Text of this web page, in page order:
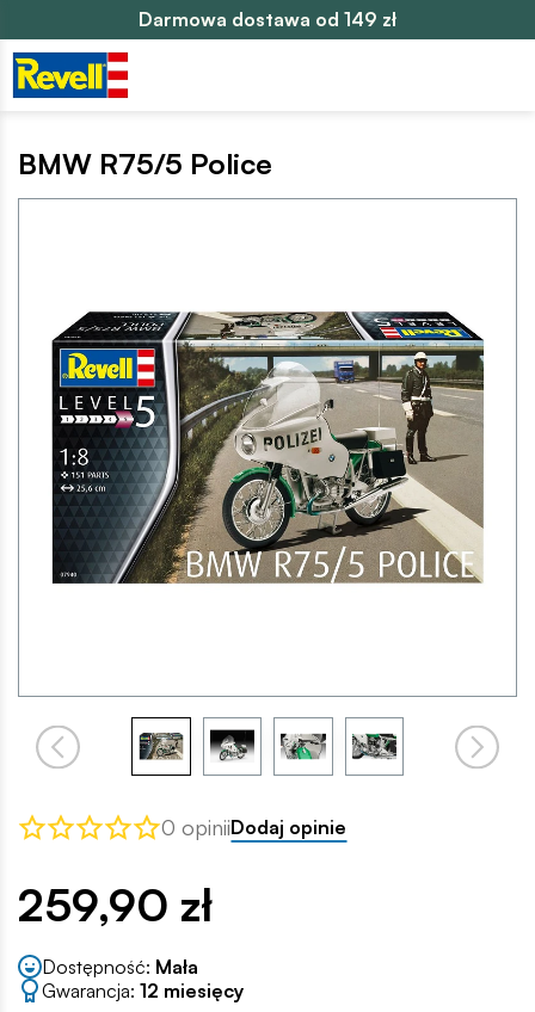
Darmowa dostawa od 149 zł
BMW R75/5 Police
0 opiniiDodaj opinie
259,90 zł
Dostępność: Mała
Gwarancja: 12 miesięcy